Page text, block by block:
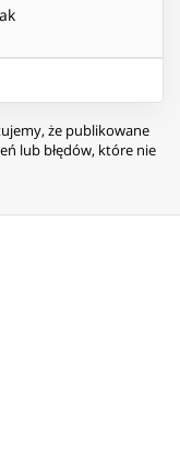
że publikowane
lub błędów, które nie